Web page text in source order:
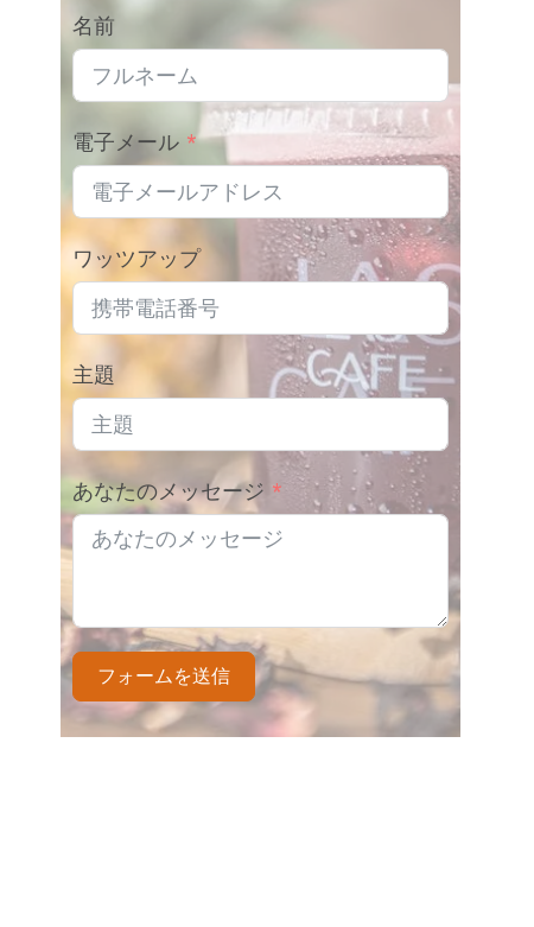
名前
電子メール
ワッツアップ
主題
あなたのメッセージ
フォームを送信